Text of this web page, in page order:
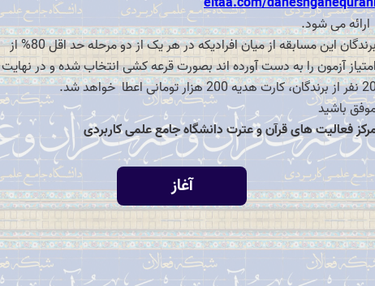
می شود.
برندگان این مسابقه از میان افرادیکه در هر یک از دو مرحله حد اقل 80% از
آزمون را به دست آورده اند بصورت قرعه کشی انتخاب شده و در
هدیه 200 هزار تومانی اعطا خواهد شد.
باشید
فعالیت های قرآن و عترت دانشگاه جامع علمی کاربردی
آغاز